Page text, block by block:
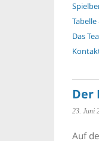
Das
Der
23. Juni
Auf